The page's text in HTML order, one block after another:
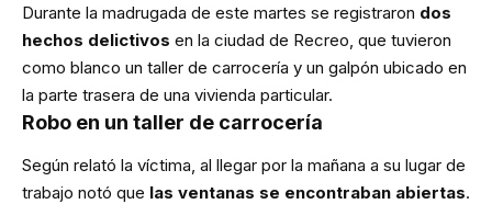
Durante la madrugada de este martes se registraron dos
hechos delictivos en la ciudad de Recreo, que tuvieron
como blanco un taller de carrocería y un galpón ubicado en
la parte trasera de una vivienda particular.
Robo en un taller de carrocería
Según relató la víctima, al llegar por la mañana a su lugar de
trabajo notó que las ventanas se encontraban abiertas.